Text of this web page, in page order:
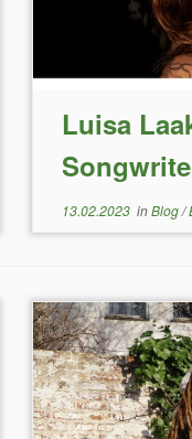
Luisa
13.02.2023inBlog/